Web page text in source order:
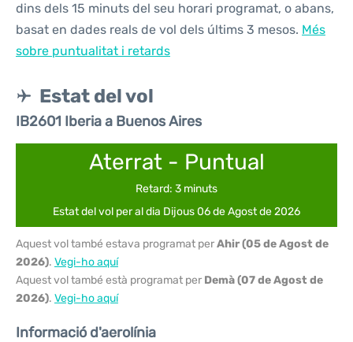
dins dels 15 minuts del seu horari programat, o abans,
basat en dades reals de vol dels últims 3 mesos. Més
sobre puntualitat i retards
Estat del vol
IB2601 Iberia a Buenos Aires
Aterrat - Puntual
Retard: 3 minuts
Estat del vol per al dia Dijous 06 de Agost de 2026
Aquest vol també estava programat perAhir (05 de Agost de
2026). Vegi-ho aquí
Aquest vol també està programat per Demà (07 de Agost de
2026). Vegi-ho aquí
Informació d'aerolínia